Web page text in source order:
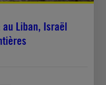
Liban, Israël